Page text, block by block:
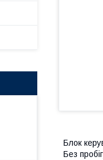
Блок
Без